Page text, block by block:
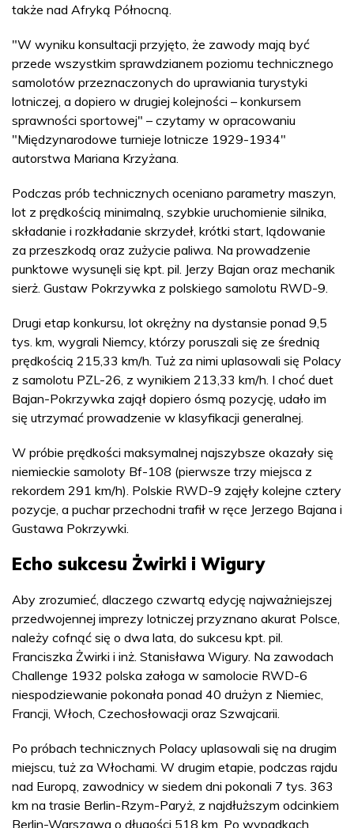
także nad Afryką Północną.
"W wyniku konsultacji przyjęto, że zawody mają być
przede wszystkim sprawdzianem poziomu technicznego
samolotów przeznaczonych do uprawiania turystyki
lotniczej, a dopiero w drugiej kolejności – konkursem
sprawności sportowej" – czytamy w opracowaniu
"Międzynarodowe turnieje lotnicze 1929-1934"
autorstwa Mariana Krzyżana.
Podczas prób technicznych oceniano parametry maszyn,
lot z prędkością minimalną, szybkie uruchomienie silnika,
składanie i rozkładanie skrzydeł, krótki start, lądowanie
za przeszkodą oraz zużycie paliwa. Na prowadzenie
punktowe wysunęli się kpt. pil. Jerzy Bajan oraz mechanik
sierż. Gustaw Pokrzywka z polskiego samolotu RWD-9.
Drugi etap konkursu, lot okrężny na dystansie ponad 9,5
tys. km, wygrali Niemcy, którzy poruszali się ze średnią
prędkością 215,33 km/h. Tuż za nimi uplasowali się Polacy
z samolotu PZL-26, z wynikiem 213,33 km/h. I choć duet
Bajan-Pokrzywka zajął dopiero ósmą pozycję, udało im
się utrzymać prowadzenie w klasyfikacji generalnej.
W próbie prędkości maksymalnej najszybsze okazały się
niemieckie samoloty Bf-108 (pierwsze trzy miejsca z
rekordem 291 km/h). Polskie RWD-9 zajęły kolejne cztery
pozycje, a puchar przechodni trafił w ręce Jerzego Bajana i
Gustawa Pokrzywki.
Echo sukcesu Żwirki i Wigury
Aby zrozumieć, dlaczego czwartą edycję najważniejszej
przedwojennej imprezy lotniczej przyznano akurat Polsce,
należy cofnąć się o dwa lata, do sukcesu kpt. pil.
Franciszka Żwirki i inż. Stanisława Wigury. Na zawodach
Challenge 1932 polska załoga w samolocie RWD-6
niespodziewanie pokonała ponad 40 drużyn z Niemiec,
Francji, Włoch, Czechosłowacji oraz Szwajcarii.
Po próbach technicznych Polacy uplasowali się na drugim
miejscu, tuż za Włochami. W drugim etapie, podczas rajdu
nad Europą, zawodnicy w siedem dni pokonali 7 tys. 363
km na trasie Berlin-Rzym-Paryż, z najdłuższym odcinkiem
Berlin-Warszawa o długości 518 km. Po wypadkach